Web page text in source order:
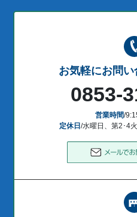
お気軽にお問い
0853-
営業時間/
定休日/水曜日、第2･4